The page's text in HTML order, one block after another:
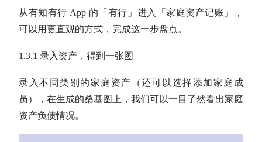
从有知有行 App 的「有行」进入「家庭资产记账」，
可以用更直观的方式，完成这一步盘点。
1.3.1 录入资产，得到一张图
录入不同类别的家庭资产（还可以选择添加家庭成
员）， 在生成的桑基图上，我们可以一目了然看出家庭
资产负债情况。